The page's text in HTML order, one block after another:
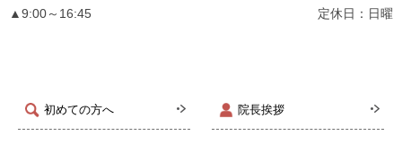
初めての方へ 院長挨拶
▲9:00～16:45 定休日：日曜